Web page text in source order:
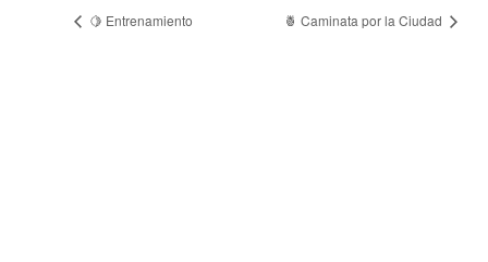
🍋 Entrenamiento 🍍 Caminata por la Ciudad